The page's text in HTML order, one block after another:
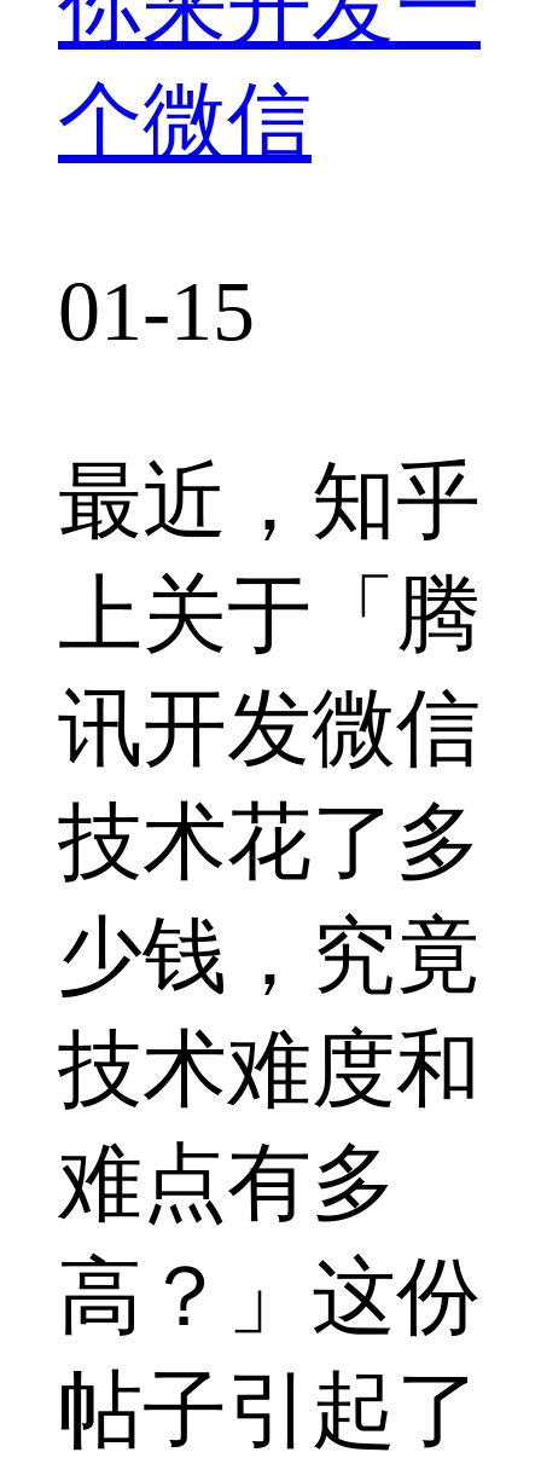
个微信
01-15
最近，知乎
上关于「腾
讯开发微信
技术花了多
少钱，究竟
技术难度和
难点有多
高？」这份
帖子引起了